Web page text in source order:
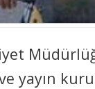
yаyın